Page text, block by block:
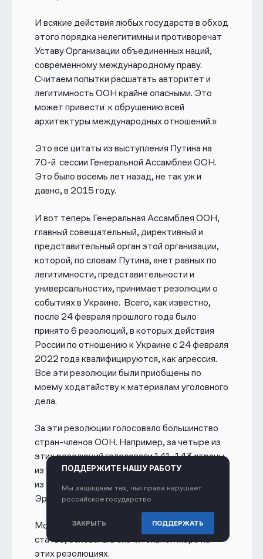
И всякие действия любых государств в обход
этого порядка нелегитимны и противоречат
Уставу Организации объединенных наций,
современному международному праву.
Считаем попытки расшатать авторитет и
легитимность ООН крайне опасными. Это
может привести к обрушению всей
архитектуры международных отношений.»
Это все цитаты из выступления Путина на
70-й сессии Генеральной Ассамблеи ООН.
Это было восемь лет назад, не так уж и
давно, в 2015 году.
И вот теперь Генеральная Ассамблея ООН,
главный совещательный, директивный и
представительный орган этой организации,
которой, по словам Путина, «нет равныхпо
легитимности, представительности и
универсальности», принимает резолюции о
событиях в Украине. Всего, как известно,
после 24 февраля прошлого года было
принято 6 резолюций, в которых действия
России по отношению к Украине с 24 февраля
2022 года квалифицируются, как агрессия.
Все эти резолюции были приобщены по
моему ходатайству к материалам уголовного
дела.
За эти резолюции голосовало большинство
стран-членов ООН. Например, за четыре из
этих резолюций голосовали 141-143 страны
из 193 членов ООН, против только 5-7 стран
из числа Россия, Беларусь, КНДР, Сирия и
Эритрея, Никарагуа, Мали.
Мои оценки войны в Украине, которые я дал в
статье, основаны в значительной мере на
этих резолюциях.
ПОДДЕРЖИТЕ НАШУ РАБОТУ
Мы защищаем тех, чьи права нарушает
российское государство
ЗАКРЫТЬ ПОДДЕРЖАТЬ